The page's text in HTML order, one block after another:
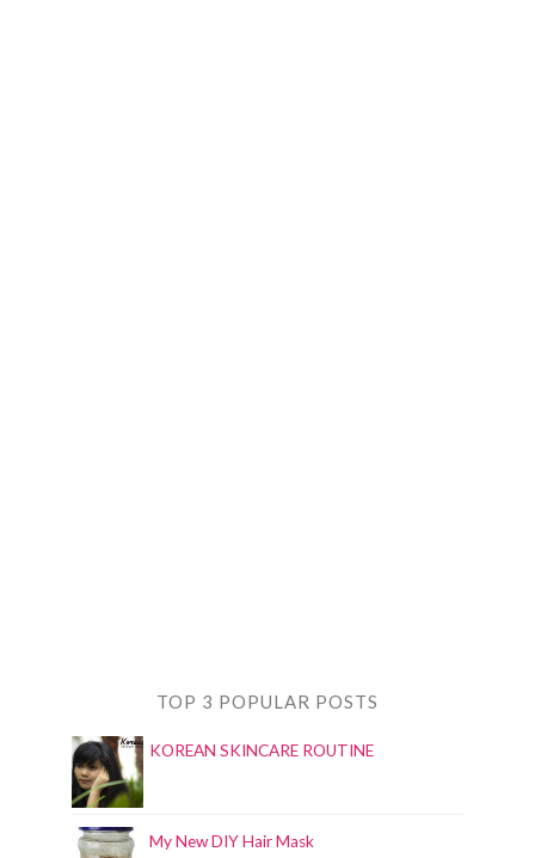
TOP 3 POPULAR POSTS
KOREAN SKINCARE ROUTINE
My New DIY Hair Mask